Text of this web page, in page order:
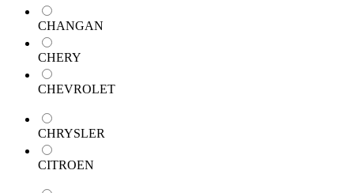
CHANGAN
CHERY
CHEVROLET
CHRYSLER
CITROEN